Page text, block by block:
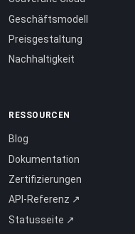
Geschäftsmodell
Preisgestaltung
Nachhaltigkeit
RESSOURCEN
Blog
Dokumentation
Zertifizierungen
API-Referenz ↗
Statusseite ↗